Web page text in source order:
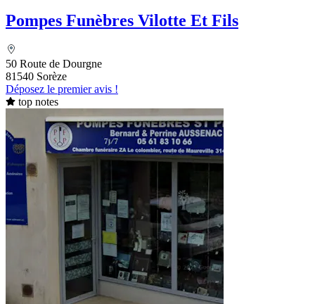
Pompes Funèbres Vilotte Et Fils
50 Route de Dourgne
81540 Sorèze
Déposez le premier avis !
top notes